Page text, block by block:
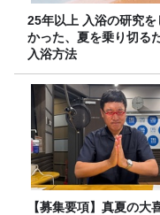
25年以上 入浴の研究を
かった、夏を乗り切る
入浴方法
【募集要項】真夏の大